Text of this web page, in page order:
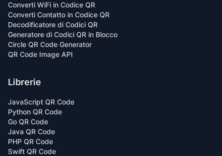
Converti WiFi in Codice QR
Converti Contatto in Codice QR
Decodificatore di Codici QR
Generatore di Codici QR in Blocco
Circle QR Code Generator
QR Code Image API
Librerie
JavaScript QR Code
Python QR Code
Go QR Code
Java QR Code
PHP QR Code
Swift QR Code